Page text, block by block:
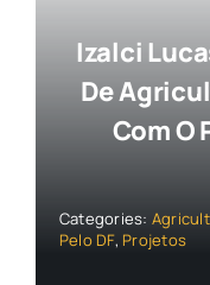
Izalci
De
Com O
Categories:
Pelo DF, Projetos